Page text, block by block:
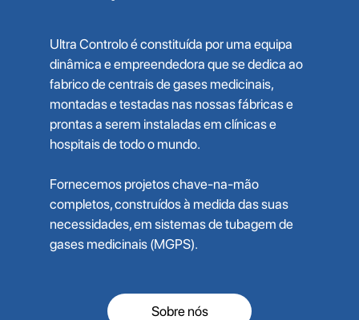
Ultra Controlo é constituída por uma equipa
dinâmica e empreendedora que se dedica ao
fabrico de centrais de gases medicinais,
montadas e testadas nas nossas fábricas e
prontas a serem instaladas em clínicas e
hospitais de todo o mundo.
Fornecemos projetos chave-na-mão
completos, construídos à medida das suas
necessidades, em sistemas de tubagem de
gases medicinais (MGPS).
Sobre nós